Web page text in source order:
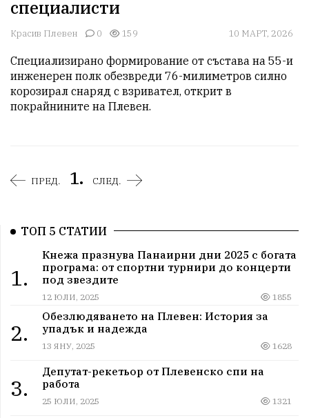
специалисти
Красив Плевен 0 159 10 МАРТ, 2026
Специализирано формирование от състава на 55-и
инженерен полк обезвреди 76-милиметров силно
корозирал снаряд с взривател, открит в
покрайнините на Плевен.
ПРЕД. 1. СЛЕД.
ТОП 5 СТАТИИ
1.
Кнежа празнува Панаирни дни 2025 с богата
програма: от спортни турнири до концерти
под звездите
12 ЮЛИ, 2025 1855
2.
Обезлюдяването на Плевен: История за
упадък и надежда
13 ЯНУ, 2025 1628
3.
Депутат-рекетьор от Плевенско спи на
работа
25 ЮЛИ, 2025 1321